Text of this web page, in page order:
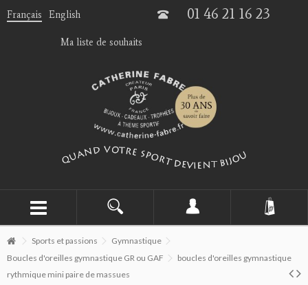
Français English 01 46 21 16 23
Ma liste de souhaits
Sports et passions
Gymnastique
Boucles d'oreilles gymnastique GR ou GAF
boucles d'oreilles gymnastique
rythmique mini paire de massues